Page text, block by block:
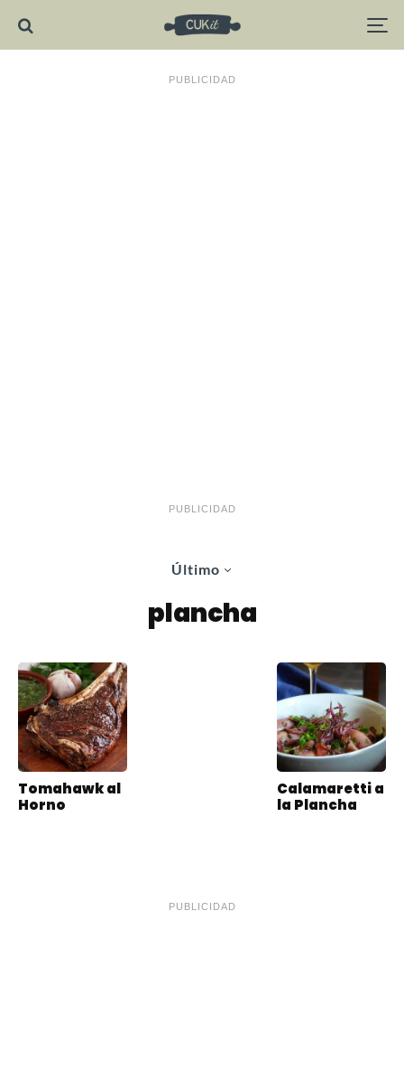
PUBLICIDAD
PUBLICIDAD
Último
plancha
Tomahawk al
Horno
Calamaretti a
la Plancha
PUBLICIDAD